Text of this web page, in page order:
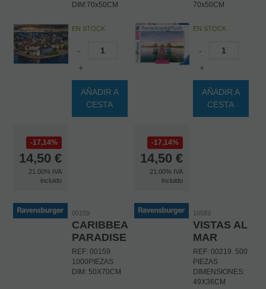
17,14%
14,50 €
21.00% IVA
incluido
DIM:70x50CM
EN STOCK
-
+
AÑADIR A
CESTA
17,14%
14,50 €
21.00% IVA
incluido
70x50CM
EN STOCK
-
+
AÑADIR A
CESTA
00159
CARIBBEAN
PARADISE
REF: 00159
1000PIEZAS
DIM: 50X70CM
16583
VISTAS AL
MAR
REF: 00219. 500
PIEZAS
DIMENSIONES:
49X36CM